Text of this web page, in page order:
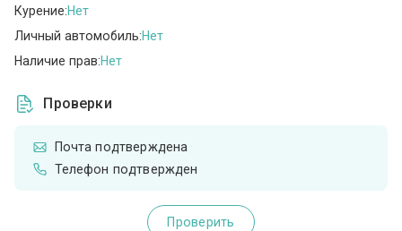
Курение:Нет
Личный автомобиль:Нет
Наличие прав:Нет
Проверки
Почта подтверждена
Телефон подтвержден
Проверить